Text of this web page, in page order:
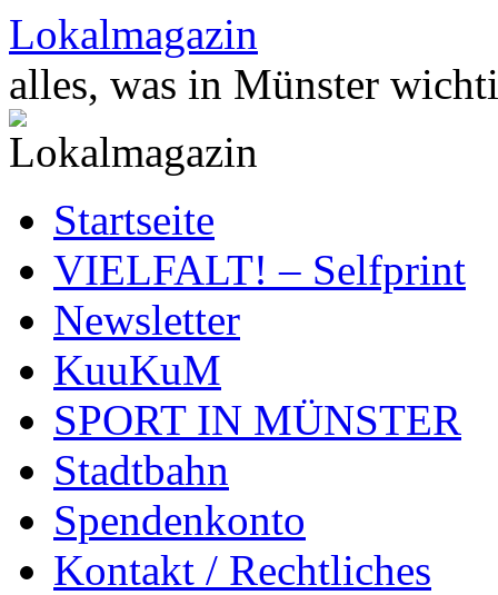
Zum
Inhalt
springen
Lokalmagazin
alles, was in Münster
Startseite
VIELFALT! – Selfprint
Newsletter
KuuKuM
SPORT IN MÜNSTER
Stadtbahn
Spendenkonto
Kontakt / Rechtliches